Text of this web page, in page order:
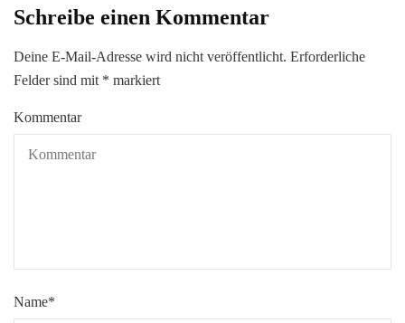
Schreibe einen Kommentar
Deine E-Mail-Adresse wird nicht veröffentlicht. Erforderliche
Felder sind mit * markiert
Kommentar
Name*